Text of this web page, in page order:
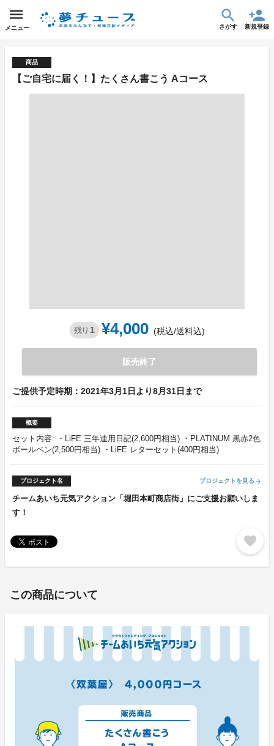
メニュー さがす 新規登録
商品
【ご自宅に届く！】たくさん書こう Aコース
残り 1 ¥4,000 (税込/送料込)
販売終了
ご提供予定時期：2021年3月1日より8月31日まで
概要
セット内容: ・LiFE 三年連用日記(2,600円相当) ・PLATINUM 黒赤2色
ボールペン(2,500円相当) ・LiFE レターセット(400円相当)
プロジェクト名 プロジェクトを見る arrow_forward
チームあいち元気アクション「堀田本町商店街」にご支援お願いしま
す！
favorite
この商品について